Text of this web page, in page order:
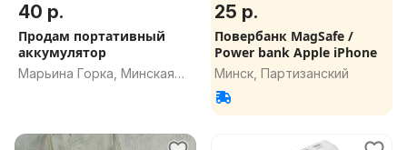
40 р.
Продам портативный
аккумулятор
Марьина Горка, Минская
25 р.
Повербанк MagSafe /
Power bank Apple iPhone
Минск, Партизанский